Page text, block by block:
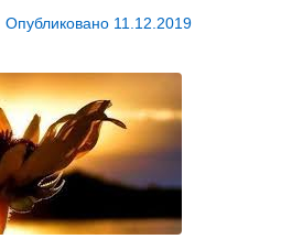
Опубликовано 11.12.2019